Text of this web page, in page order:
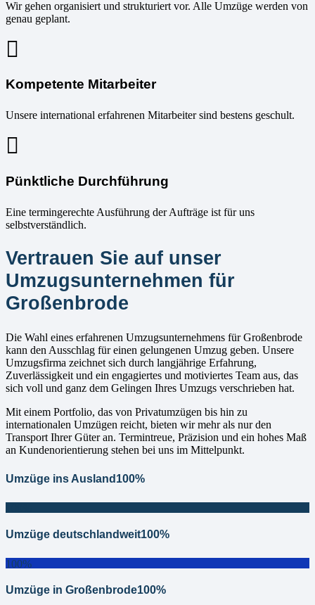
Wir gehen organisiert und strukturiert vor. Alle Umzüge werden von
genau geplant.
Kompetente Mitarbeiter
Unsere international erfahrenen Mitarbeiter sind bestens geschult.
Pünktliche Durchführung
Eine termingerechte Ausführung der Aufträge ist für uns
selbstverständlich.
Vertrauen Sie auf unser
Umzugsunternehmen für
Großenbrode
Die Wahl eines erfahrenen Umzugsunternehmens für Großenbrode
kann den Ausschlag für einen gelungenen Umzug geben. Unsere
Umzugsfirma zeichnet sich durch langjährige Erfahrung,
Zuverlässigkeit und ein engagiertes und motiviertes Team aus, das
sich voll und ganz dem Gelingen Ihres Umzugs verschrieben hat.
Mit einem Portfolio, das von Privatumzügen bis hin zu
internationalen Umzügen reicht, bieten wir mehr als nur den
Transport Ihrer Güter an. Termintreue, Präzision und ein hohes Maß
an Kundenorientierung stehen bei uns im Mittelpunkt.
Umzüge ins Ausland 100%
Umzüge deutschlandweit100%
100%
Umzüge in Großenbrode100%